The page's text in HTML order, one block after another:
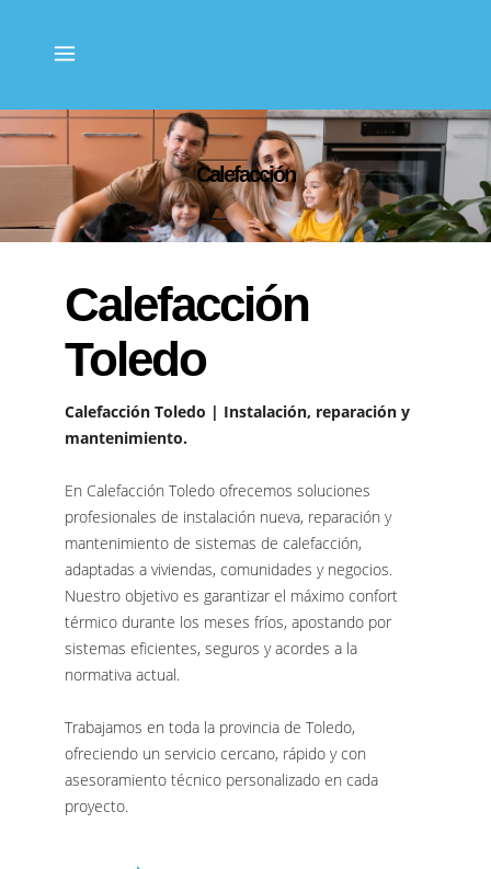
Calefacción
Calefacción
Toledo
Calefacción Toledo | Instalación, reparación y
mantenimiento.
En Calefacción Toledo ofrecemos soluciones
profesionales de instalación nueva, reparación y
mantenimiento de sistemas de calefacción,
adaptadas a viviendas, comunidades y negocios.
Nuestro objetivo es garantizar el máximo confort
térmico durante los meses fríos, apostando por
sistemas eficientes, seguros y acordes a la
normativa actual.
Trabajamos en toda la provincia de Toledo,
ofreciendo un servicio cercano, rápido y con
asesoramiento técnico personalizado en cada
proyecto.